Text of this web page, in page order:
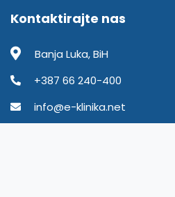
Kontaktirajte nas
Banja Luka, BiH
+387 66 240-400
info@e-klinika.net